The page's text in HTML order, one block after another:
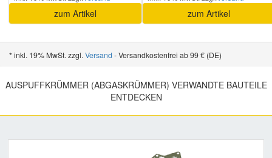
zum Artikel zum Artikel
* inkl. 19% MwSt. zzgl. Versand - Versandkostenfrei ab 99 € (DE)
AUSPUFFKRÜMMER (ABGASKRÜMMER) VERWANDTE BAUTEILE
ENTDECKEN